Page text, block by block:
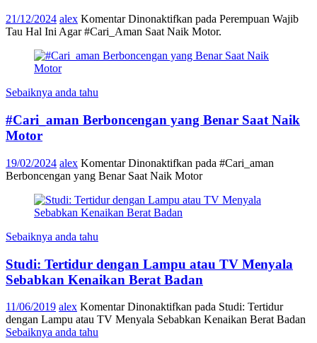
21/12/2024 alex Komentar Dinonaktifkan pada Perempuan Wajib
Tau Hal Ini Agar #Cari_Aman Saat Naik Motor.
Sebaiknya anda tahu
#Cari_aman Berboncengan yang Benar Saat Naik
Motor
19/02/2024 alex Komentar Dinonaktifkan pada #Cari_aman
Berboncengan yang Benar Saat Naik Motor
Sebaiknya anda tahu
Studi: Tertidur dengan Lampu atau TV Menyala
Sebabkan Kenaikan Berat Badan
11/06/2019 alex Komentar Dinonaktifkan pada Studi: Tertidur
dengan Lampu atau TV Menyala Sebabkan Kenaikan Berat Badan
Sebaiknya anda tahu